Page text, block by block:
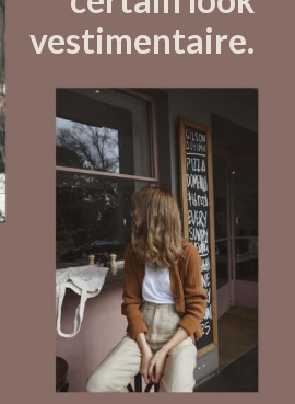
vestimentaire.